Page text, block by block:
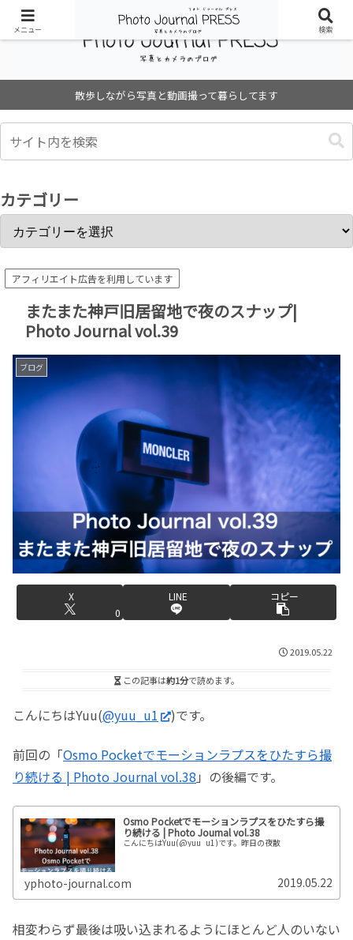
散歩しながら写真と動画撮って暮らしてます
カテゴリー
アフィリエイト広告を利用しています
またまた神戸旧居留地で夜のスナップ|
Photo Journal vol.39
ブログ
X
0
LINE コピー
2019.05.22
この記事は約1分で読めます。
こんにちはYuu(@yuu_u1 )です。
前回の「Osmo Pocketでモーションラプスをひたすら撮
り続ける | Photo Journal vol.38 」の後編です。
Osmo Pocketでモーションラプスをひたすら撮
り続ける | Photo Journal vol.38
こんにちはYuu(@yuu_u1)です。昨日の夜散
yphoto-journal.com 2019.05.22
相変わらず最後は吸い込まれるようにほとんど人のいない
メニュー 検索